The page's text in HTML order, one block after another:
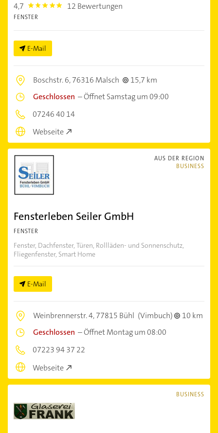
4,7 4.7000003 12 Bewertungen
FENSTER
E-Mail
Boschstr. 6,76316 Malsch
15,7 km
Geschlossen –Öffnet Samstag um 09:00
07246 40 14
Webseite
AUS DER REGION
BUSINESS
Fensterleben Seiler GmbH
FENSTER
Fenster, Dachfenster, Türen, Rollläden- und Sonnenschutz,
Fliegenfenster, Smart Home
E-Mail
Weinbrennerstr. 4,77815 Bühl (Vimbuch)
10 km
Geschlossen –Öffnet Montag um 08:00
07223 94 37 22
Webseite
BUSINESS